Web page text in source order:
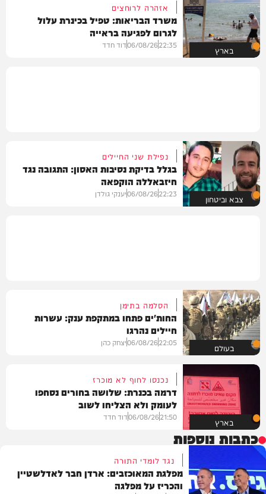
בארץ
אזהרה לרוחצים
משרד הבריאות: טפיל בכינרת עלול
לגרום לפגיעה בראייה
22:35
06/08/26דוד חדד
צבא וביטחון
נפילת שני החיילים
בגלל בדיקת נסיבות האסון: התגובה נגד
חיזבאללה הוקפאה
22:23
06/08/26יענקי גולדן
בעולם
הסלמה בתימן
החות'ים פתחו במתקפת ענק: עשרות
חיילים נהרגו
22:05
06/08/26יצחק כהן
בארץ
נכנסו לחוף לא מוכרז
דרמה בכנרת: שלושה בחורים נסחפו
לעומק ולא הצליחו לשוב
21:50
06/08/26דוד חדד
כתבות נוספות
נגד לומדי התורה
מפלגת המאוכזבים: ארדן חבר לאדלשטיין
והכריז על מפלגה